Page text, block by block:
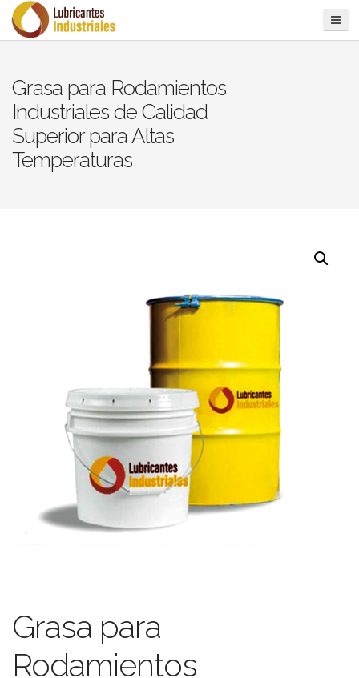
Grasa para Rodamientos
Industriales de Calidad
Superior para Altas
Temperaturas
Grasa para
Rodamientos